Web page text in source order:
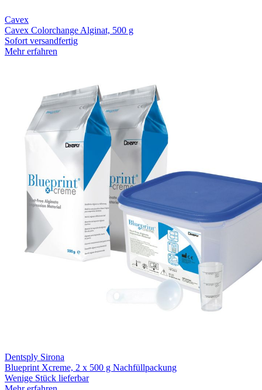
Cavex
Cavex Colorchange Alginat, 500 g
Sofort versandfertig
Mehr erfahren
Dentsply Sirona
Blueprint Xcreme, 2 x 500 g Nachfüllpackung
Wenige Stück lieferbar